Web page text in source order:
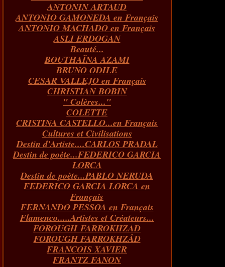
Janvier(73)
Février(55)
Janvier(43)
Mars(73)
Février(54)
Janvier(51)
Avril(73)
Mars(100)
Février(146)
Janvier(124)
ANTONIN ARTAUD
ANTONIO GAMONEDA en Français
ANTONIO MACHADO en Français
ASLI ERDOGAN
Beauté...
BOUTHAÏNA AZAMI
BRUNO ODILE
CESAR VALLEJO en Français
CHRISTIAN BOBIN
" Colères..."
COLETTE
CRISTINA CASTELLO...en Français
Cultures et Civilisations
Destin d'Artiste....CARLOS PRADAL
Destin de poète...FEDERICO GARCIA
LORCA
Destin de poète...PABLO NERUDA
FEDERICO GARCIA LORCA en
Français
FERNANDO PESSOA en Français
Flamenco.....Artistes et Créateurs...
FOROUGH FARROKHZAD
FOROUGH FARROKHZÂD
FRANCOIS XAVIER
FRANTZ FANON